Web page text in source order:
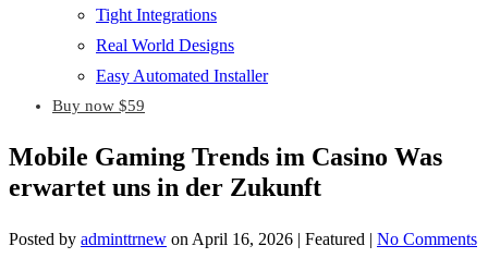
Tight Integrations
Real World Designs
Easy Automated Installer
Buy now $59
Mobile Gaming Trends im Casino Was
erwartet uns in der Zukunft
Posted by adminttrnew on April 16, 2026 | Featured | No Comments